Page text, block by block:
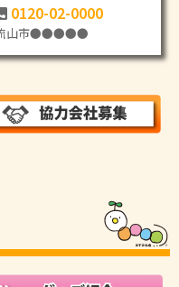
0120-02-0000
山市●●●●●